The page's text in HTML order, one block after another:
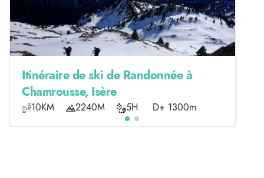
Itinéraire de ski de Randonnée à
Chamrousse, Isère
10KM 2240M 5H D+ 1300m